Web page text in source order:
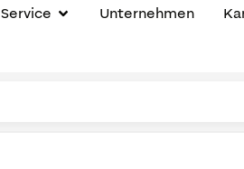
Service Unternehmen